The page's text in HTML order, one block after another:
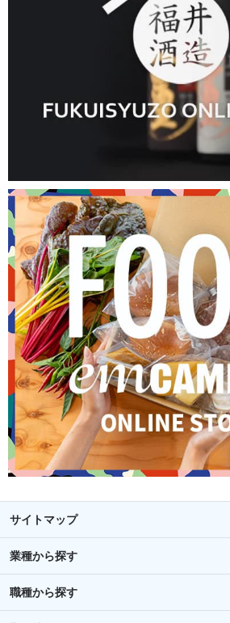
サイトマップ
業種から探す
職種から探す